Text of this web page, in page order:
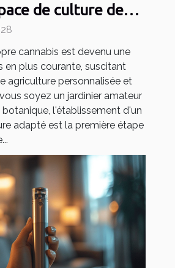
de culture de
cannabis est devenu une
en plus courante, suscitant
agriculture personnalisée et
soyez un jardinier amateur
l'établissement d'un
adapté est la première étape